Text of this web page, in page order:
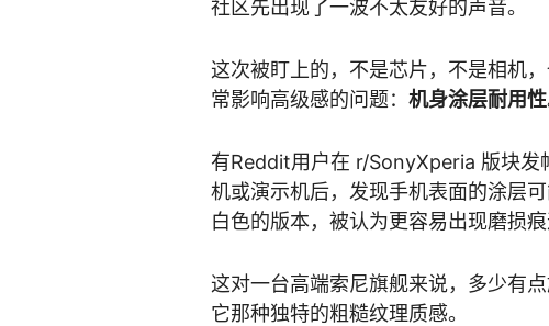
社区先出现了一波不太友好的声音。
这次被盯上的，不是芯片，不是相机
常影响高级感的问题： 机身涂层耐用性
有Reddit用户在 r/SonyXperia 版块发
机或演示机后，发现手机表面的涂层
白色的版本，被认为更容易出现磨损痕
这对一台高端索尼旗舰来说，多少有
它那种独特的粗糙纹理质感。